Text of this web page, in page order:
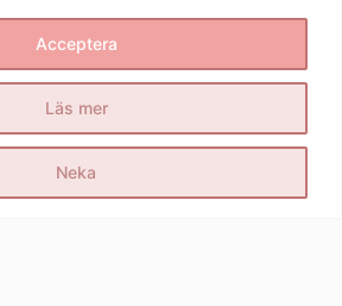
Läs mer
Neka
Acceptera
oss
Vårt
företag
BioSalma
Sociala
Följ oss i